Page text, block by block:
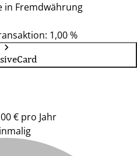
in Fremdwährung
1,00 %
€ pro Jahr